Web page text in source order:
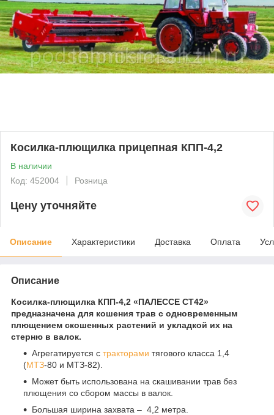
Косилка-плющилка прицепная КПП-4,2
В наличии
Код: 452004
Розница
Цену уточняйте
Описание Характеристики Доставка Оплата
Описание
Косилка-плющилка КПП-4,2 «ПАЛЕССЕ CT42»
предназначена для кошения трав с одновременным
плющением скошенных растений и укладкой их на
стерню в валок.
Агрегатируется с тракторами тягового класса 1,4
(МТЗ-80 и МТЗ-82).
Может быть использована на скашивании трав без
плющения со сбором массы в валок.
Большая ширина захвата – 4,2 метра.